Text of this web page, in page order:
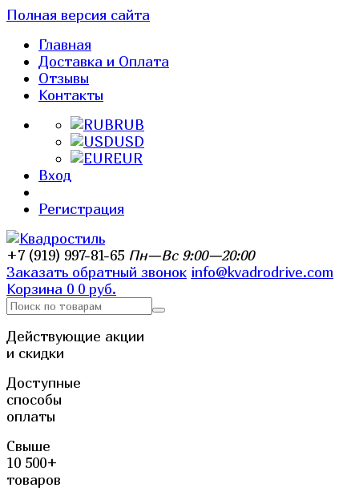
Полная версия сайта
Главная
Доставка и Оплата
Отзывы
Контакты
RUB
USD
EUR
Вход
Регистрация
+7 (919) 997-81-65 Пн—Вс 9:00—20:00
Заказать обратный звонок info@kvadrodrive.com
Корзина 0 0 руб.
Действующие акции
и скидки
Доступные
способы
оплаты
Свыше
10 500+
товаров